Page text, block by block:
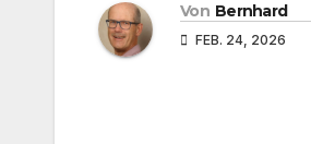
Von Bernhard
FEB. 24, 2026